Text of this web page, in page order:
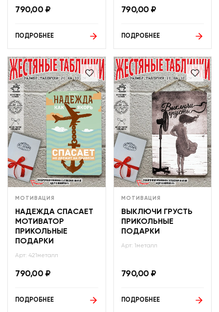
790,00 ₽
ПОДРОБНЕЕ
790,00 ₽
ПОДРОБНЕЕ
МОТИВАЦИЯ
НАДЕЖДА СПАСАЕТ
МОТИВАТОР
ПРИКОЛЬНЫЕ
ПОДАРКИ
Арт: 421металл
790,00 ₽
ПОДРОБНЕЕ
МОТИВАЦИЯ
ВЫКЛЮЧИ ГРУСТЬ
ПРИКОЛЬНЫЕ
ПОДАРКИ
Арт: 1металл
790,00 ₽
ПОДРОБНЕЕ